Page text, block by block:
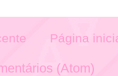
Página
(Atom)